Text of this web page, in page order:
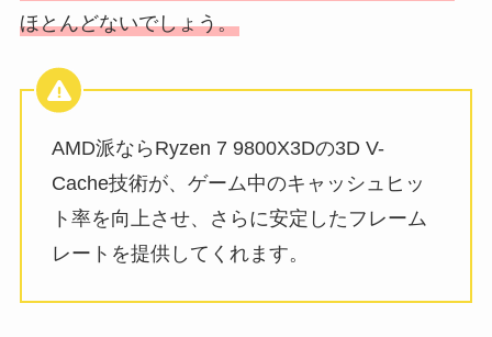
ほとんどないでしょう。
AMD派ならRyzen 7 9800X3Dの3D V-
Cache技術が、ゲーム中のキャッシュヒッ
ト率を向上させ、さらに安定したフレーム
レートを提供してくれます。